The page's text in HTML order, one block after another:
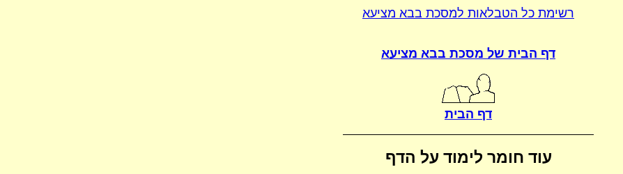
רשימת כל הטבלאות למסכת בבא מציעא
דף הבית של מסכת בבא מציעא
דף הבית
עוד חומר לימוד על הדף